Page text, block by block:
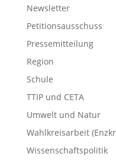
Newsletter
Petitionsausschuss
Pressemitteilung
Region
Schule
TTIP und CETA
Umwelt und Natur
Wahlkreisarbeit
Wissenschaftspolitik